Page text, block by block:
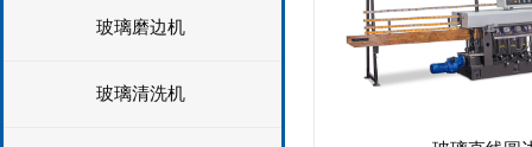
玻璃磨边机
玻璃清洗机